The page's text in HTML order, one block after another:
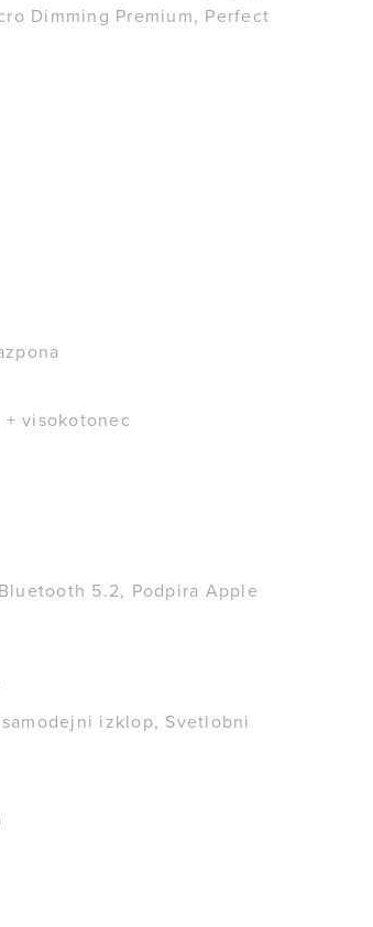
Dimming Premium, Perfect
visokotonec
5.2, Podpira Apple
izklop, Svetlobni